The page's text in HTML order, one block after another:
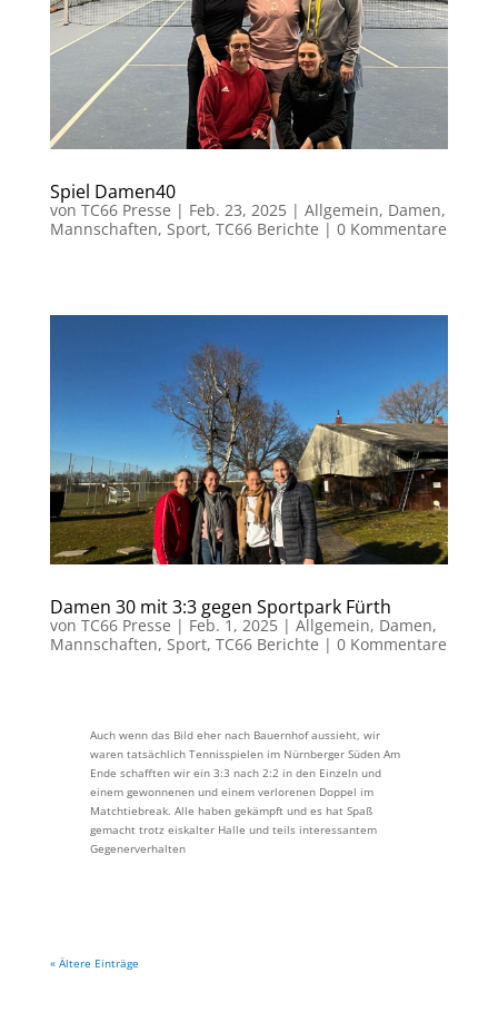
Spiel Damen40
von TC66 Presse | Feb. 23, 2025| Allgemein, Damen,
Mannschaften, Sport, TC66 Berichte | 0 Kommentare
Damen 30 mit 3:3 gegen Sportpark Fürth
von TC66 Presse | Feb. 1, 2025| Allgemein, Damen,
Mannschaften, Sport, TC66 Berichte | 0 Kommentare
Auch wenn das Bild eher nach Bauernhof aussieht, wir
waren tatsächlich Tennisspielen im Nürnberger Süden Am
Ende schafften wir ein 3:3 nach 2:2 in den Einzeln und
einem gewonnenen und einem verlorenen Doppel im
Matchtiebreak. Alle haben gekämpft und es hat Spaß
gemacht trotz eiskalter Halle und teils interessantem
Gegenerverhalten
« Ältere Einträge